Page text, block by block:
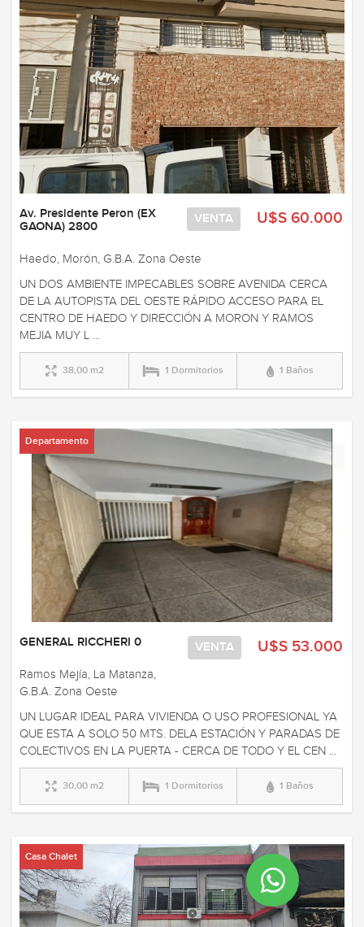
U$S 60.000
VENTA
Av. Presidente Peron (EX
GAONA) 2800
Haedo, Morón, G.B.A. Zona Oeste
UN DOS AMBIENTE IMPECABLES SOBRE AVENIDA CERCA
DE LA AUTOPISTA DEL OESTE RÁPIDO ACCESO PARA EL
CENTRO DE HAEDO Y DIRECCIÓN A MORON Y RAMOS
MEJIA MUY L ...
38,00 m2 1 Dormitorios 1 Baños
Departamento
U$S 53.000
VENTA
GENERAL RICCHERI 0
Ramos Mejía, La Matanza,
G.B.A. Zona Oeste
UN LUGAR IDEAL PARA VIVIENDA O USO PROFESIONAL YA
QUE ESTA A SOLO 50 MTS. DELA ESTACIÓN Y PARADAS DE
COLECTIVOS EN LA PUERTA - CERCA DE TODO Y EL CEN ...
30,00 m2 1 Dormitorios 1 Baños
Casa Chalet